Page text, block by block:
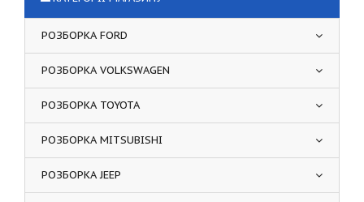
РОЗБОРКА FORD
РОЗБОРКА VOLKSWAGEN
РОЗБОРКА TOYOTA
РОЗБОРКА MITSUBISHI
РОЗБОРКА JEEP